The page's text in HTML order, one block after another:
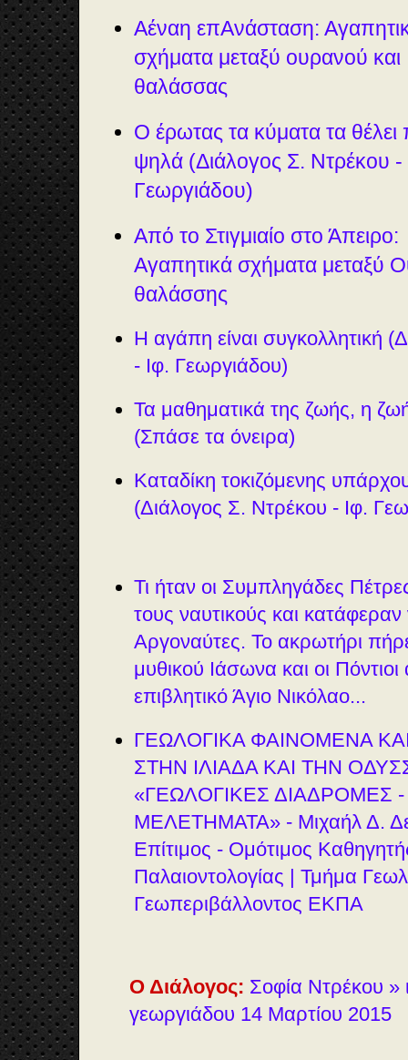
Αέναη επΑνάσταση:
σχήματα μεταξύ ουρανού και
θαλάσσας
Ο έρωτας τα κύματα τα θέλει
ψηλά (Διάλογος Σ. Ντρέκου -
Γεωργιάδου)
Από το Στιγμιαίο στο Άπειρο:
Αγαπητικά σχήματα μεταξύ
θαλάσσης
Η αγάπη είναι συγκολλητική
- Ιφ. Γεωργιάδου)
Τα μαθηματικά της ζωής, η
(Σπάσε τα όνειρα)
Καταδίκη τοκιζόμενης
(Διάλογος Σ. Ντρέκου - Ιφ.
Τι ήταν οι Συμπληγάδες
τους ναυτικούς και
Αργοναύτες. Το ακρωτήρι
μυθικού Ιάσωνα και οι Πόντιοι
επιβλητικό Άγιο Νικόλαο...
ΓΕΩΛΟΓΙΚΑ ΦΑΙΝΟΜΕΝΑ
ΣΤΗΝ ΙΛΙΑΔΑ ΚΑΙ ΤΗΝ
«ΓΕΩΛΟΓΙΚΕΣ ΔΙΑΔΡΟΜΕΣ -
ΜΕΛΕΤΗΜΑΤΑ» - Μιχαήλ Δ.
Επίτιμος - Ομότιμος
Παλαιοντολογίας | Τμήμα
Γεωπεριβάλλοντος ΕΚΠΑ
Ο Διάλογος: Σοφία Ντρέκου »
γεωργιάδου 14 Μαρτίου 2015